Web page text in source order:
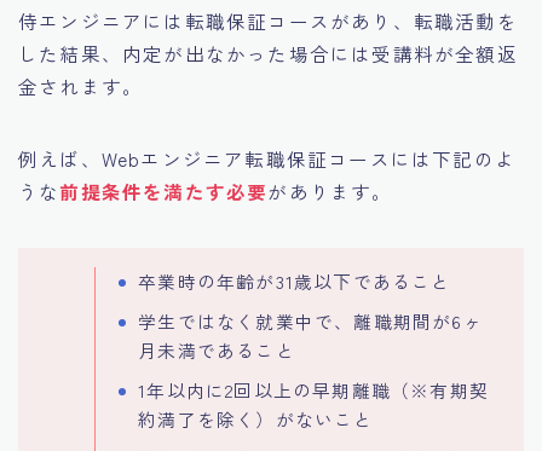
侍エンジニアには転職保証コースがあり、転職活動を
した結果、内定が出なかった場合には受講料が全額返
金されます。
例えば、Webエンジニア転職保証コースには下記のよ
うな前提条件を満たす必要があります。
卒業時の年齢が31歳以下であること
学生ではなく就業中で、離職期間が6ヶ
月未満であること
1年以内に2回以上の早期離職（※有期契
約満了を除く）がないこと